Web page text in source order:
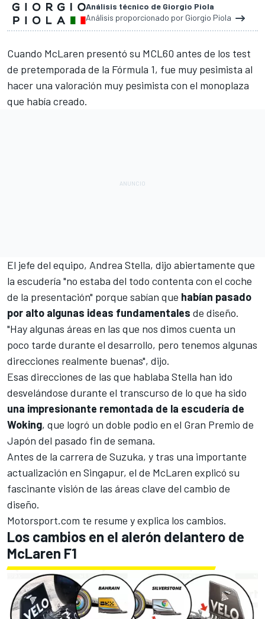
Análisis técnico de Giorgio Piola
Análisis proporcionado por Giorgio Piola
Cuando McLaren presentó su MCL60 antes de los test
de pretemporada de la Fórmula 1, fue muy pesimista al
hacer una valoración muy pesimista con el monoplaza
que había creado.
El jefe del equipo, Andrea Stella, dijo abiertamente que
la escudería "no estaba del todo contenta con el coche
de la presentación" porque sabían que habían pasado
por alto algunas ideas fundamentales de diseño.
"Hay algunas áreas en las que nos dimos cuenta un
poco tarde durante el desarrollo, pero tenemos algunas
direcciones realmente buenas", dijo.
Esas direcciones de las que hablaba Stella han ido
desvelándose durante el transcurso de lo que ha sido
una impresionante remontada de la escudería de
Woking, que logró un doble podio en el Gran Premio de
Japón del pasado fin de semana.
Antes de la carrera de Suzuka, y tras una importante
actualización en Singapur, el de McLaren explicó su
fascinante visión de las áreas clave del cambio de
diseño.
Motorsport.com te resume y explica los cambios.
Los cambios en el alerón delantero de
McLaren F1